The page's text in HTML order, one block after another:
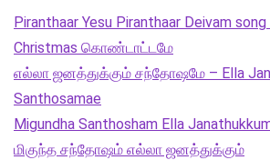
Piranthaar Yesu Piranthaar Deivam
Christmas கொண்டாட்டமே
எல்லா ஜனத்துக்கும் சந்தோஷமே – Ella
Santhosamae
Migundha Santhosham Ella
மிகுந்த சந்தோஷம் எல்லா ஜனத்துக்கும்